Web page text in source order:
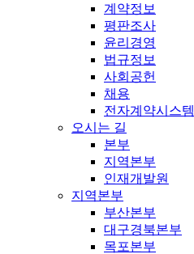
계약정보
평판조사
윤리경영
법규정보
사회공헌
채용
전자계약시스템
오시는 길
본부
지역본부
인재개발원
지역본부
부산본부
대구경북본부
목포본부